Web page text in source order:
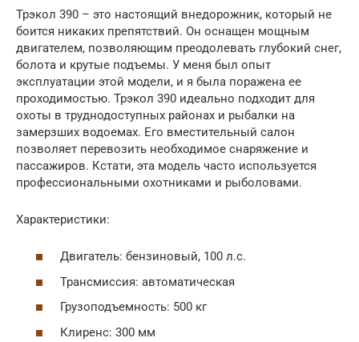
Трэкол 390 – это настоящий внедорожник, который не
боится никаких препятствий. Он оснащен мощным
двигателем, позволяющим преодолевать глубокий снег,
болота и крутые подъемы. У меня был опыт
эксплуатации этой модели, и я была поражена ее
проходимостью. Трэкол 390 идеально подходит для
охоты в труднодоступных районах и рыбалки на
замерзших водоемах. Его вместительный салон
позволяет перевозить необходимое снаряжение и
пассажиров. Кстати, эта модель часто используется
профессиональными охотниками и рыболовами.
Характеристики:
Двигатель: бензиновый, 100 л.с.
Трансмиссия: автоматическая
Грузоподъемность: 500 кг
Клиренс: 300 мм